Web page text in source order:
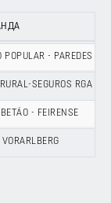
POPULAR - PAREDES -
SEGUROS RGA
- FEIRENSE
VORARLBERG